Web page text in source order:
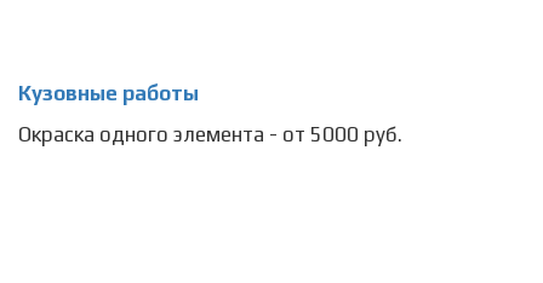
Кузовные работы
Окраска одного элемента - от 5000 руб.